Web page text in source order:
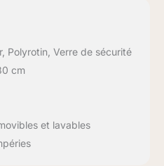
Polyrotin, Verre de sécurité
cm
et lavables